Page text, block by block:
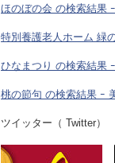
ほのぼの会 の検索結果
特別養護老人ホーム 緑
ひなまつり の検索結果
桃の節句 の検索結果 ｰ
ツイッター（ Twitter）